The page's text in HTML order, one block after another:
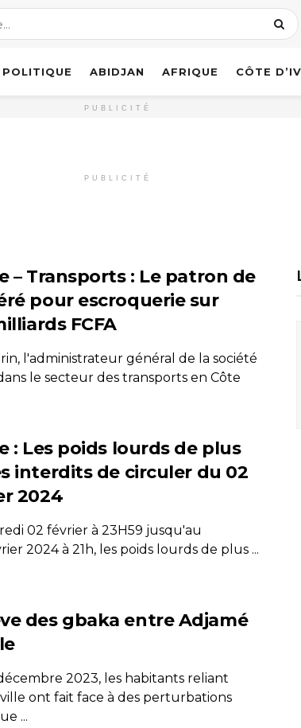
POLITIQUE ABIDJAN AFRIQUE CÔTE
PUBLICITÉ
PUBLICITÉ
– Transports : Le patron de
pour escroquerie sur
FCFA
l'administrateur général de la société
le secteur des transports en Côte
: Les poids lourds de plus
interdits de circuler du 02
2024
02 février à 23H59 jusqu'au
2024 à 21h, les poids lourds de plus ...
des gbaka entre Adjamé
2023, les habitants reliant
ont fait face à des perturbations
...